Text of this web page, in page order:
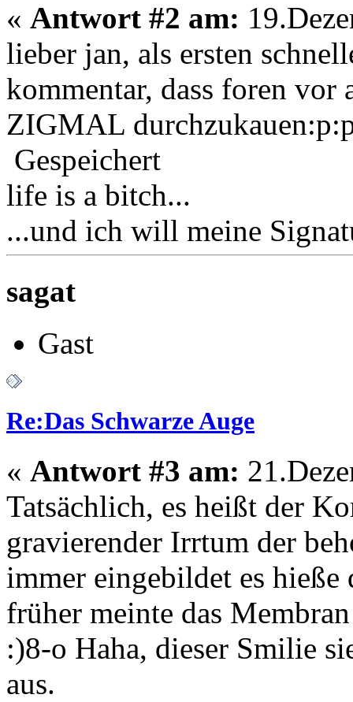
« Antwort #2 am:
lieber jan, als ersten
kommentar, dass foren vor
ZIGMAL
Gespeichert
life is a bitch...
...und ich will meine
sagat
Gast
Re:Das Schwarze Auge
« Antwort #3 am:
Tatsächlich, es heißt der
gravierender Irrtum der
immer eingebildet es hieße
früher meinte das
:)8-o Haha, dieser Smilie
aus.